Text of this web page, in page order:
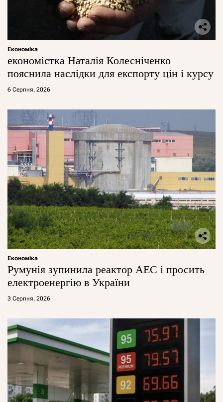
Економіка
економістка Наталія Колесніченко
пояснила наслідки для експорту цін і курсу
6 Серпня, 2026
Економіка
Румунія зупинила реактор АЕС і просить
електроенергію в України
3 Серпня, 2026